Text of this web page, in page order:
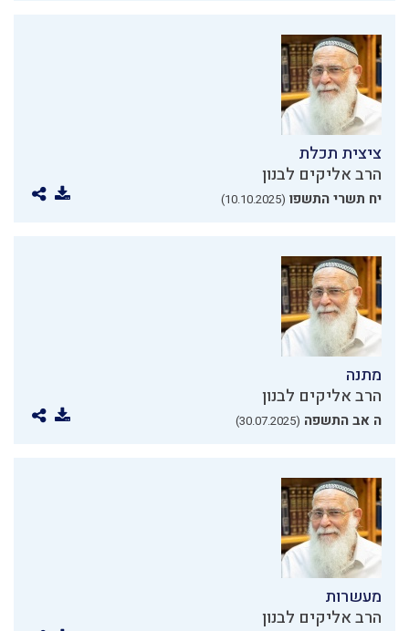
ציצית תכלת
הרב אליקים לבנון
יח תשרי התשפו (10.10.2025)
מתנה
הרב אליקים לבנון
ה אב התשפה (30.07.2025)
מעשרות
הרב אליקים לבנון